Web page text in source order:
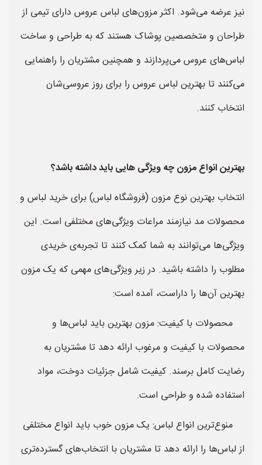
نیز عرضه می‌شود. اکثر مزون‌های لباس عروس دارای تیمی از
طراحان و متخصصین پوشاک هستند که به طراحی و ساخت
لباس‌های عروس می‌پردازند و همچنین مشتریان را راهنمایی
می‌کنند تا بهترین لباس عروس را برای روز عروسی‌شان
انتخاب کنند.
بهترین انواع مزون چه ویژگی هایی باید داشته باشد؟
انتخاب بهترین نوع مزون (فروشگاه لباس) برای خرید لباس و
محصولات مد نیازمند مراعات ویژگی‌های مختلفی است. این
ویژگی‌ها می‌توانند به شما کمک کنند تا تجربه‌ی خریدی
مطلوب را داشته باشید. در زیر ویژگی‌های مهمی که یک مزون
بهترین آن‌ها را داراست، آمده است:
محصولات با کیفیت: مزون بهترین باید لباس‌ها و
محصولات با کیفیت و مرغوب ارائه دهد تا مشتریان به
رضایت کامل برسند. کیفیت شامل جزئیات دوخت، مواد
استفاده شده و طراحی است.
منوع‌ترین انواع لباس: یک مزون خوب باید انواع مختلفی
از لباس‌ها را ارائه دهد تا مشتریان با انتخاب‌های گسترده‌تری